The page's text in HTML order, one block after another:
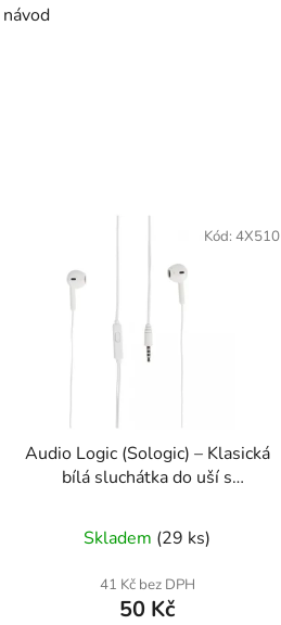
návod
Audio Logic (Sologic) – Klasická
bílá sluchátka do uší s
Skladem (29 ks)
41 Kč bez DPH
50 Kč
Kód: 4X510